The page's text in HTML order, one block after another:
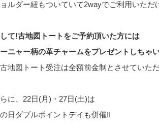
ルダー紐もついていて2wayでご利用いただ
て!古地図トートをご予約頂いた方には
ニャー柄の革チャームをプレゼントしちゃ
地図トート受注は全額前金制とさせていた
に、22日(月)・27日(土)は
日ダブルポイントデイも併催!!